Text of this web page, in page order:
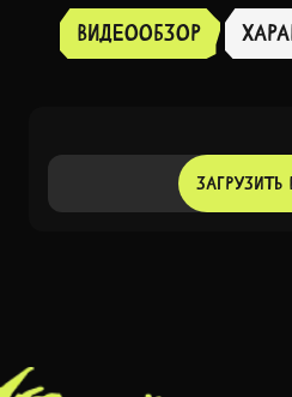
Видеообзор
ЗАГРУЗИТЬ